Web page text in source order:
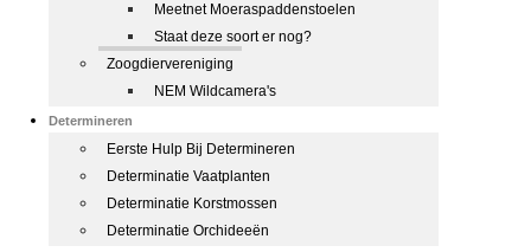
Meetnet Moeraspaddenstoelen
Staat deze soort er nog?
Zoogdiervereniging
NEM Wildcamera's
Determineren
Eerste Hulp Bij Determineren
Determinatie Vaatplanten
Determinatie Korstmossen
Determinatie Orchideeën